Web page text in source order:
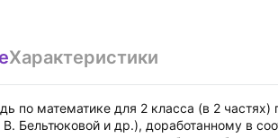
Характеристики
по математике для 2 класса (в 2
Бельтюковой и др.), доработанному в